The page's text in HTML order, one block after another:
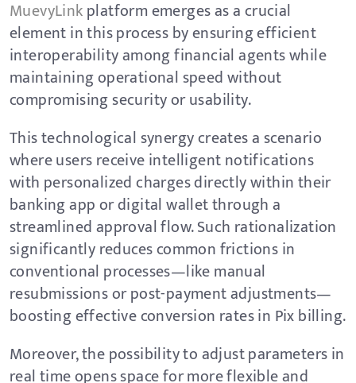
MuevyLinkplatform emerges as a crucial
element in this process by ensuring efficient
interoperability among financial agents while
maintaining operational speed without
compromising security or usability.
This technological synergy creates a scenario
where users receive intelligent notifications
with personalized charges directly within their
banking app or digital wallet through a
streamlined approval flow. Such rationalization
significantly reduces common frictions in
conventional processes—like manual
resubmissions or post-payment adjustments—
boosting effective conversion rates in Pix billing.
Moreover, the possibility to adjust parameters in
real time opens space for more flexible and